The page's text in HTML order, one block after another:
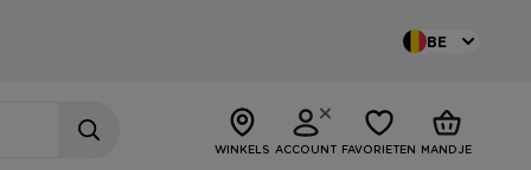
BE
WINKELS ACCOUNT FAVORIETEN MANDJE